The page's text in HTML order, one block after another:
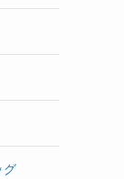
グ